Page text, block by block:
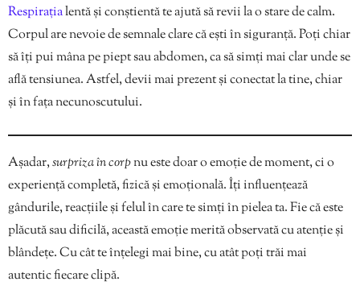
Respirațialentă și conștientă te ajută să revii la o stare de calm.
Corpul are nevoie de semnale clare că ești în siguranță. Poți chiar
să îți pui mâna pe piept sau abdomen, ca să simți mai clar unde se
află tensiunea. Astfel, devii mai prezent și conectat la tine, chiar
și în fața necunoscutului.
Așadar,surpriza în corpnu este doar o emoție de moment, ci o
experiență completă, fizică și emoțională. Îți influențează
gândurile, reacțiile și felul în care te simți în pielea ta. Fie că este
plăcută sau dificilă, această emoție merită observată cu atenție și
blândețe. Cu cât te înțelegi mai bine, cu atât poți trăi mai
autentic fiecare clipă.